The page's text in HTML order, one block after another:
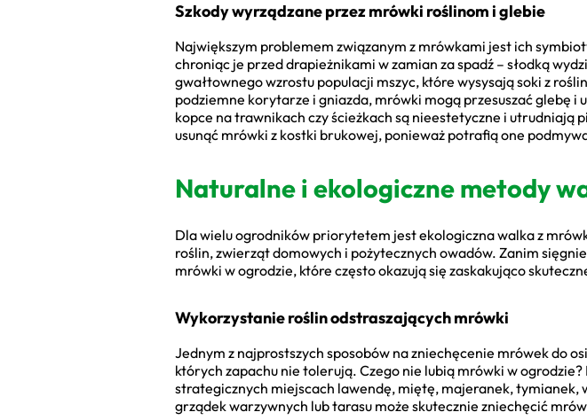
Szkody wyrządzane przez mrówki roślinom i glebie
Największym problemem związanym z mrówkami jest ich
chroniąc je przed drapieżnikami w zamian za spadź – słodką
gwałtownego wzrostu populacji mszyc, które wysysają soki z
podziemne korytarze i gniazda, mrówki mogą przesuszać glebę i
kopce na trawnikach czy ścieżkach są nieestetyczne i
usunąć mrówki z kostki brukowej, ponieważ potrafią one
Naturalne i ekologiczne metody
Dla wielu ogrodników priorytetem jest ekologiczna walka z
roślin, zwierząt domowych i pożytecznych owadów. Zanim
mrówki w ogrodzie, które często okazują się zaskakująco
Wykorzystanie roślin odstraszających mrówki
Jednym z najprostszych sposobów na zniechęcenie mrówek do
których zapachu nie tolerują. Czego nie lubią mrówki w
strategicznych miejscach lawendę, miętę, majeranek,
grządek warzywnych lub tarasu może skutecznie zniechęcić